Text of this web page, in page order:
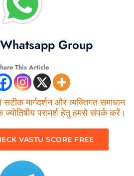
Group
This Article
मार्गदर्शन और व्यक्तिगत समाधान
परामर्श हेतु हमसे संपर्क करें।
VASTU SCORE FREE